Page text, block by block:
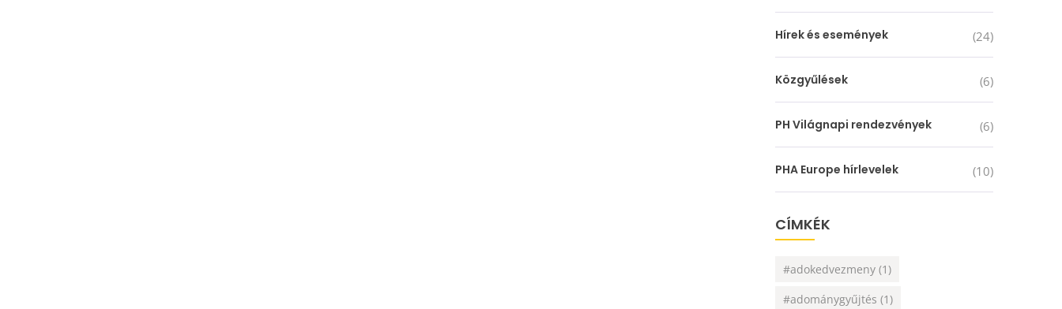
Hírek és események (24)
Közgyűlések (6)
PH Világnapi rendezvények (6)
PHA Europe hírlevelek (10)
CÍMKÉK
#adokedvezmeny (1)
#adománygyűjtés (1)